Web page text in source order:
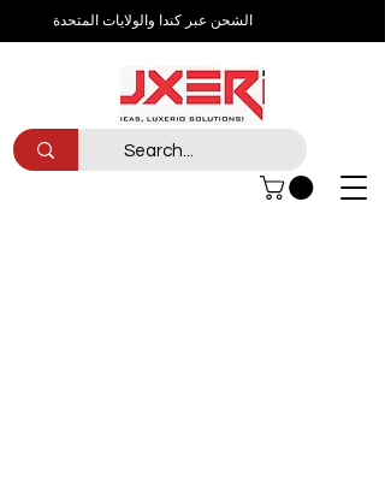
الشحن عبر كندا والولايات المتحدة